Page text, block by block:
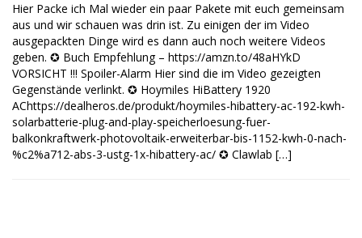
Hier Packe ich Mal wieder ein paar Pakete mit euch gemeinsam
aus und wir schauen was drin ist. Zu einigen der im Video
ausgepackten Dinge wird es dann auch noch weitere Videos
geben. ✪ Buch Empfehlung – https://amzn.to/48aHYkD
VORSICHT !!! Spoiler-Alarm Hier sind die im Video gezeigten
Gegenstände verlinkt. ✪ Hoymiles HiBattery 1920
AChttps://dealheros.de/produkt/hoymiles-hibattery-ac-192-kwh-
solarbatterie-plug-and-play-speicherloesung-fuer-
balkonkraftwerk-photovoltaik-erweiterbar-bis-1152-kwh-0-nach-
%c2%a712-abs-3-ustg-1x-hibattery-ac/ ✪ Clawlab […]